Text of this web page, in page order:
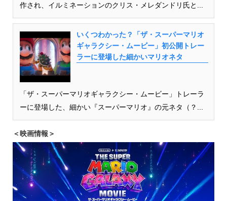
作され、イルミネーションのクリス・メレダンドリ氏と...
いくつわかった？「ザ・スーパーマリオ
ギャラクシー・ムービー」初公開トレー
ラーに登場した細かいマリオネタ
「ザ・スーパーマリオギャラクシー・ムービー」トレーラ
ーに登場した、細かい『スーパーマリオ』の元ネタ（？...
＜映画情報＞